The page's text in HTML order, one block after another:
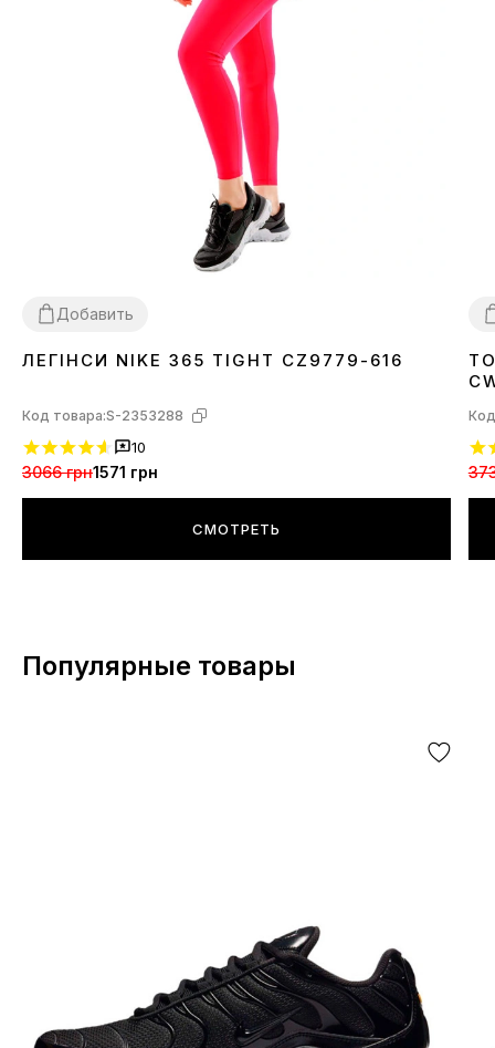
Добавить
XS L
ЛЕГІНСИ NIKE 365 TIGHT CZ9779-616
Код товара:S-2353288
10
3066 грн1571 грн
СМОТРЕТЬ
Популярные товары